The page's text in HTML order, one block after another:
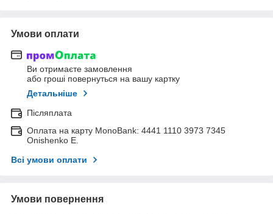
Умови оплати
Ви отримаєте замовлення
або гроші повернуться на вашу картку
Детальніше
Післяплата
Оплата на карту MonoBank: 4441 1110 3973 7345
Onishenko E.
Всі умови оплати
Умови повернення